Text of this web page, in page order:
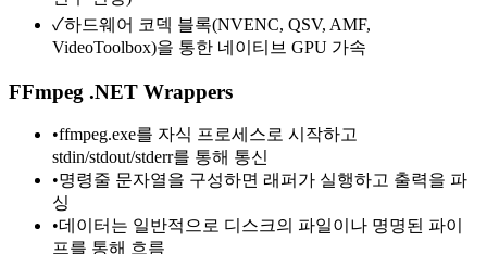
✓하드웨어 코덱 블록(NVENC, QSV, AMF,
VideoToolbox)을 통한 네이티브 GPU 가속
FFmpeg .NET Wrappers
•ffmpeg.exe를 자식 프로세스로 시작하고
stdin/stdout/stderr를 통해 통신
•명령줄 문자열을 구성하면 래퍼가 실행하고 출력을 파
싱
•데이터는 일반적으로 디스크의 파일이나 명명된 파이
프를 통해 흐름